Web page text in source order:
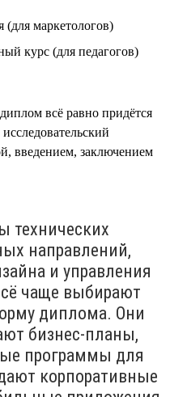
(для маркетологов)
курс (для педагогов)
всё равно придётся
введением, заключением
технических
направлений,
и управления
чаще выбирают
диплома. Они
бизнес-планы,
программы для
корпоративные